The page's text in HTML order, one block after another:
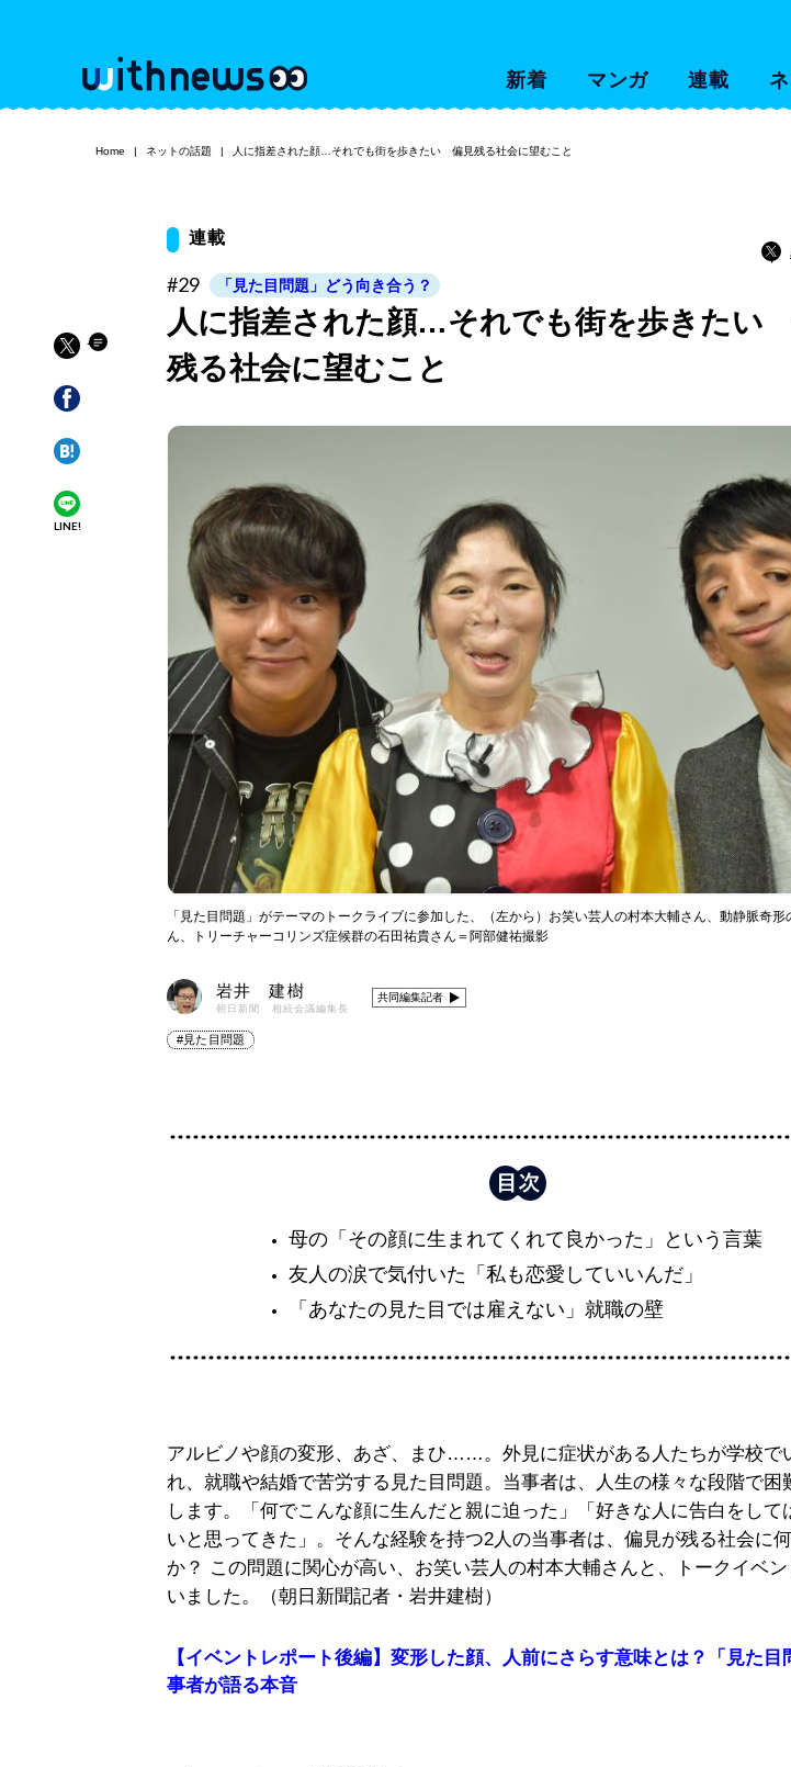
新着 マンガ 連載
Home ネットの話題 人に指差された顔…それでも街を歩きたい 偏見残る社会に望むこと
LINE!
連載
#29 「見た目問題」どう向き合う？
人に指差された顔…それでも街を歩きたい
残る社会に望むこと
「見た目問題」がテーマのトークライブに参加した、（左から）お笑い芸人の村本大輔さん、動静脈奇形
ん、トリーチャーコリンズ症候群の石田祐貴さん＝阿部健祐撮影
岩井 建樹
朝日新聞 相続会議編集長
共同編集記者
#見た目問題
母の「その顔に生まれてくれて良かった」という言葉
友人の涙で気付いた「私も恋愛していいんだ」
「あなたの見た目では雇えない」就職の壁
アルビノや顔の変形、あざ、まひ……。外見に症状がある人たちが学校で
れ、就職や結婚で苦労する見た目問題。当事者は、人生の様々な段階で困
します。「何でこんな顔に生んだと親に迫った」「好きな人に告白をして
いと思ってきた」。そんな経験を持つ2人の当事者は、偏見が残る社会に
か？ この問題に関心が高い、お笑い芸人の村本大輔さんと、トークイベン
いました。（朝日新聞記者・岩井建樹）
【イベントレポート後編】変形した顔、人前にさらす意味とは？「見た目
事者が語る本音